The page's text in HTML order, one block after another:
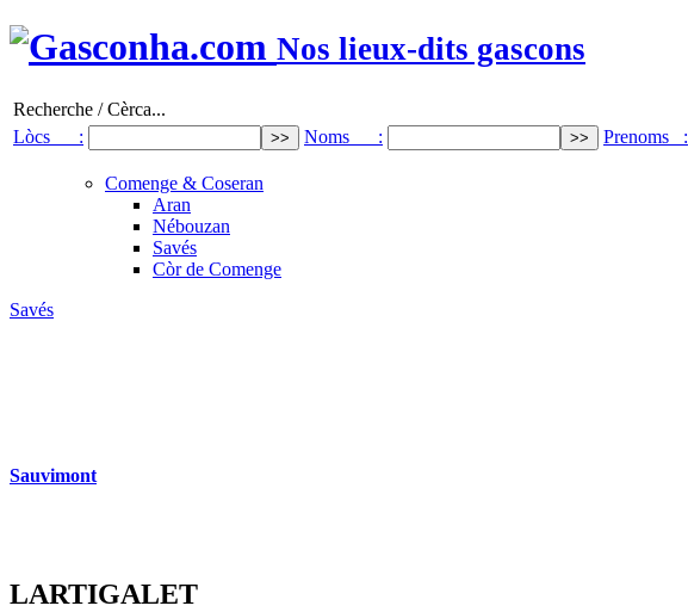
Nos lieux-dits gascons
Recherche / Cèrca...
Lòcs :
Noms : Prenoms :
Comenge & Coseran
Aran
Nébouzan
Savés
Còr de Comenge
Savés
Sauvimont
LARTIGALET